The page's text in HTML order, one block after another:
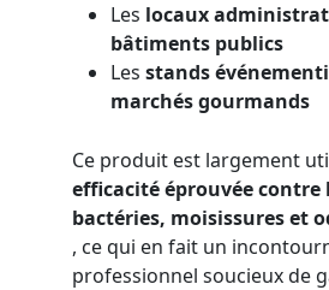
Les locaux
bâtiments publics
Les stands
marchés gourmands
Ce produit est largement
efficacité éprouvée contre
bactéries, moisissures et
, ce qui en fait un
professionnel soucieux de